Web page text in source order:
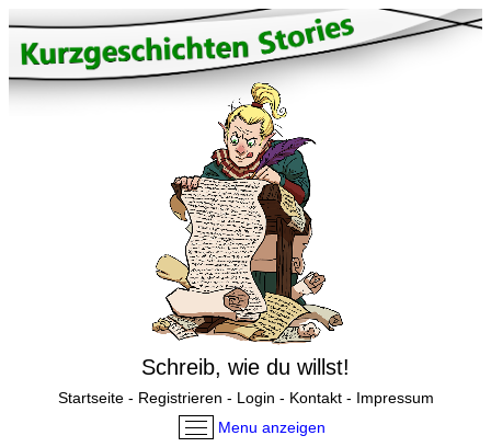
Schreib, wie du willst!
Startseite- Registrieren - Login - Kontakt- Impressum
Menu anzeigen